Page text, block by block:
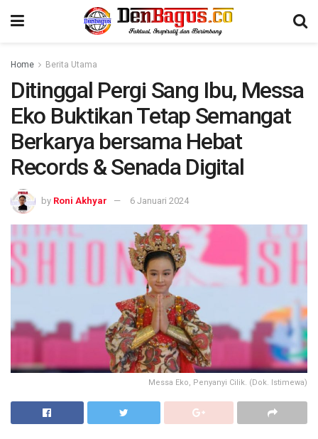
Home Berita Utama
Ditinggal Pergi Sang Ibu, Messa
Eko Buktikan Tetap Semangat
Berkarya bersama Hebat
Records & Senada Digital
by Roni Akhyar 6 Januari 2024
Messa Eko, Penyanyi Cilik. (Dok. Istimewa)